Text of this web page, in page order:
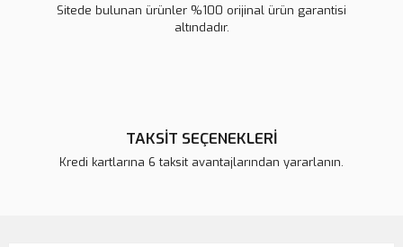
Sitede bulunan ürünler %100 orijinal ürün garantisi
altındadır.
TAKSİT SEÇENEKLERİ
Kredi kartlarına 6 taksit avantajlarından yararlanın.